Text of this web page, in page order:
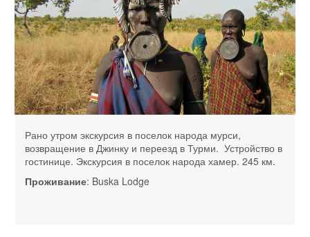
Рано утром экскурсия в поселок народа мурси,
возвращение в Джинку и переезд в Турми. Устройство в
гостинице. Экскурсия в поселок народа хамер. 245 км.
Проживание: Buska Lodge